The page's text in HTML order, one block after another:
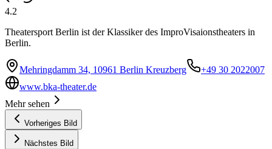
4.2
Theatersport Berlin ist der Klassiker des ImproVisaionstheaters in
Berlin.
Mehringdamm 34, 10961 Berlin Kreuzberg
+49 30 2022007
www.bka-theater.de
Mehr sehen
Vorheriges Bild
Nächstes Bild